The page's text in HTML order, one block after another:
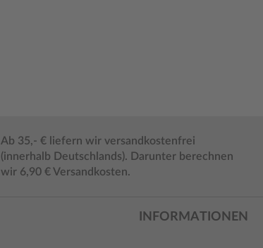
Ab 35,- € liefern wir versandkostenfrei
(innerhalb Deutschlands). Darunter berechnen
wir 6,90 € Versandkosten.
INFORMATIONEN